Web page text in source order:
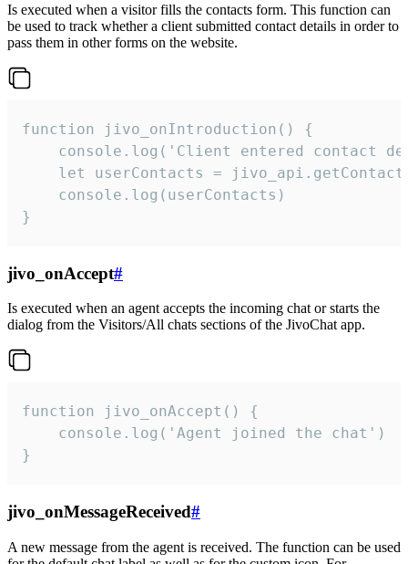
Is executed when a visitor fills the contacts form. This function can
be used to track whether a client submitted contact details in order to
pass them in other forms on the website.
function jivo_onIntroduction() {
console.log('Client entered contact
let userContacts =
    console.log(userContacts)
}
jivo_onAccept#
Is executed when an agent accepts the incoming chat or starts the
dialog from the Visitors/All chats sections of the JivoChat app.
function jivo_onAccept() {
}
jivo_onMessageReceived#
A new message from the agent is received. The function can be used